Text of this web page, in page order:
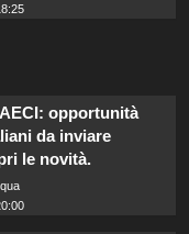
opportunità
da inviare
le novità.